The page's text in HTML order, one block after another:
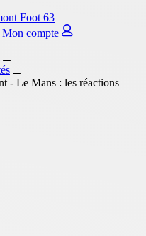
Mon compte
- Le Mans : les réactions